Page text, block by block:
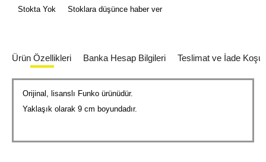
Stokta Yok Stoklara düşünce haber ver
Ürün Özellikleri Banka Hesap Bilgileri Teslimat ve İade
Orijinal, lisanslı Funko ürünüdür.
Yaklaşık olarak 9 cm boyundadır.